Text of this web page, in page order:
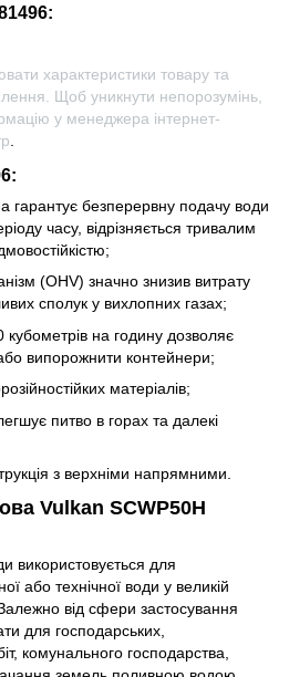
характеристики товару та
Щоб уникнути непорозумінь,
у менеджера інтернет-
гарантує безперервну подачу води
часу, відрізняється тривалим
(OHV) значно знизив витрату
сполук у вихлопних газах;
кубометрів на годину дозволяє
випорожнити контейнери;
матеріалів;
питво в горах та далекі
з верхніми напрямними.
Vulkan SCWP50H
використовується для
або технічної води у великій
Залежно від сфери застосування
для господарських,
комунального господарства,